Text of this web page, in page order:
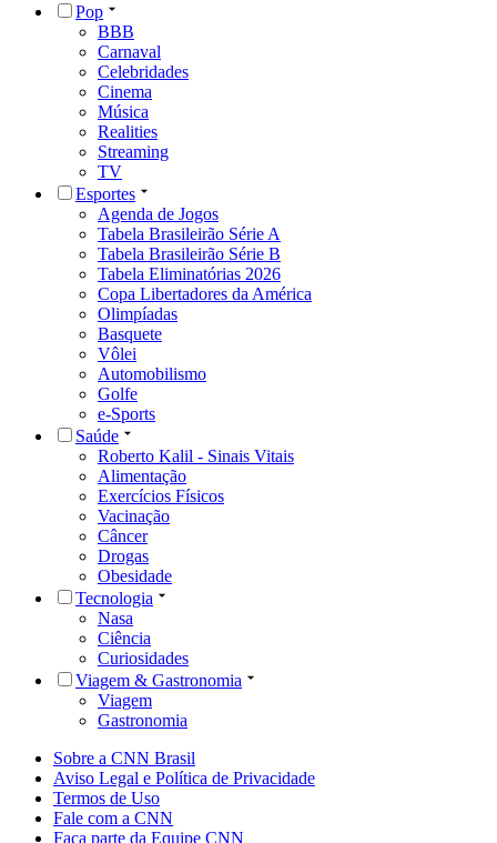
Pop
BBB
Carnaval
Celebridades
Cinema
Música
Realities
Streaming
TV
Esportes
Agenda de Jogos
Tabela Brasileirão Série A
Tabela Brasileirão Série B
Tabela Eliminatórias 2026
Copa Libertadores da América
Olimpíadas
Basquete
Vôlei
Automobilismo
Golfe
e-Sports
Saúde
Roberto Kalil - Sinais Vitais
Alimentação
Exercícios Físicos
Vacinação
Câncer
Drogas
Obesidade
Tecnologia
Nasa
Ciência
Curiosidades
Viagem & Gastronomia
Viagem
Gastronomia
Sobre a CNN Brasil
Aviso Legal e Política de Privacidade
Termos de Uso
Fale com a CNN
Faça parte da Equipe CNN